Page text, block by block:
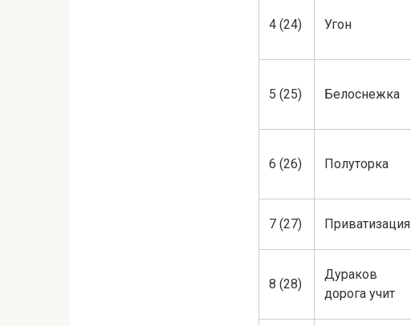
4 (24) Угон
5 (25) Белоснежка
6 (26) Полуторка
7 (27) Приватизация
8 (28)
Дураков
дорога учит